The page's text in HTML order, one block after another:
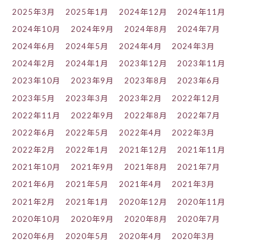
2025年3月
2025年1月 2024年12月
2024年11月
2024年10月
2024年9月 2024年8月
2024年7月
2024年6月
2024年5月 2024年4月
2024年3月
2024年2月
2024年1月 2023年12月
2023年11月
2023年10月
2023年9月 2023年8月
2023年6月
2023年5月
2023年3月 2023年2月
2022年12月
2022年11月
2022年9月 2022年8月
2022年7月
2022年6月
2022年5月 2022年4月
2022年3月
2022年2月
2022年1月 2021年12月
2021年11月
2021年10月
2021年9月 2021年8月
2021年7月
2021年6月
2021年5月 2021年4月
2021年3月
2021年2月
2021年1月 2020年12月
2020年11月
2020年10月
2020年9月 2020年8月
2020年7月
2020年6月
2020年5月 2020年4月
2020年3月